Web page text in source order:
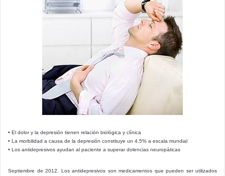
• El dolor y la depresión tienen relación biológica y clínica
• La morbilidad a causa de la depresión constituye un 4,5% a escala mundial
• Los antidepresivos ayudan al paciente a superar dolencias neuropáticas
Septiembre de 2012. Los antidepresivos son medicamentos que pueden ser utilizados